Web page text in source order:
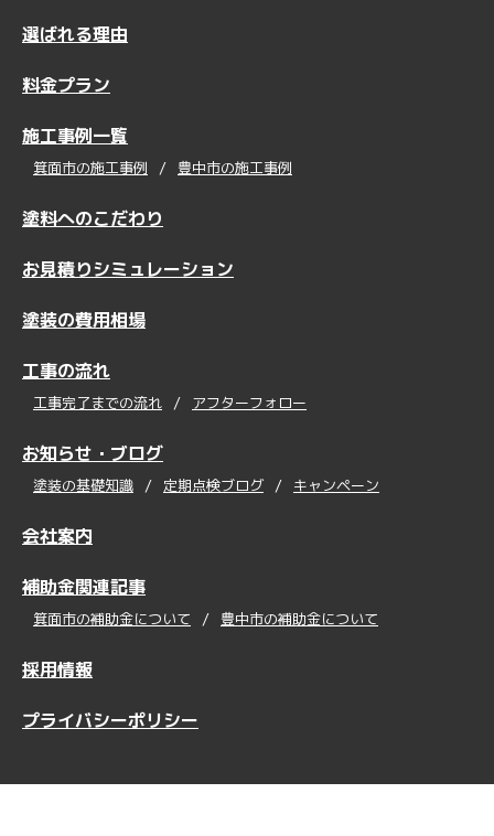
選ばれる理由
料金プラン
施工事例一覧
箕面市の施工事例 豊中市の施工事例
塗料へのこだわり
お見積りシミュレーション
塗装の費用相場
工事の流れ
工事完了までの流れ アフターフォロー
お知らせ・ブログ
塗装の基礎知識 定期点検ブログ キャンペーン
会社案内
補助金関連記事
箕面市の補助金について 豊中市の補助金について
採用情報
プライバシーポリシー